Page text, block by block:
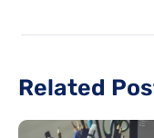
Related